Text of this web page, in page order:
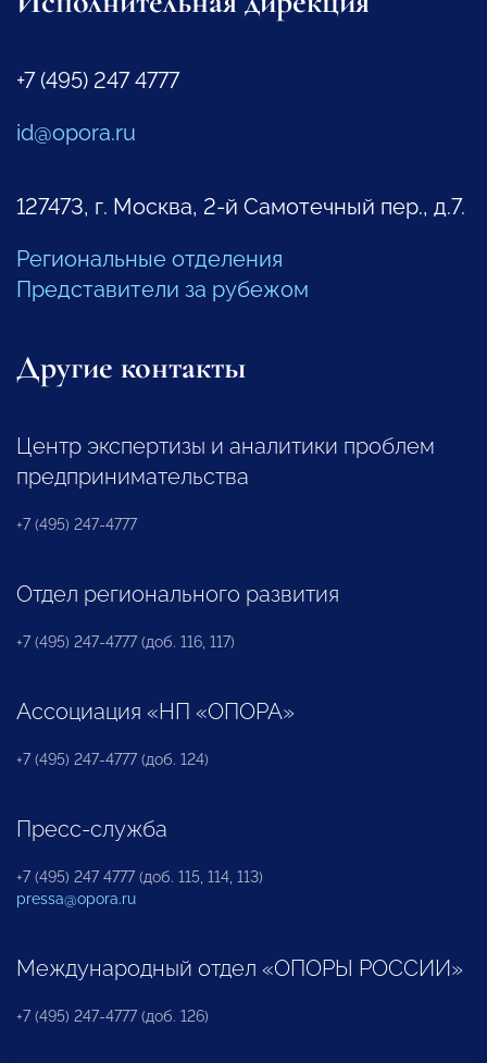
+7 (495) 247 4777
id@opora.ru
127473, г. Москва, 2-й Самотечный пер., д.7.
Региональные отделения
Представители за рубежом
Другие контакты
Центр экспертизы и аналитики проблем
предпринимательства
+7 (495) 247-4777
Отдел регионального развития
+7 (495) 247-4777 (доб. 116, 117)
Ассоциация «НП «ОПОРА»
+7 (495) 247-4777 (доб. 124)
Пресс-служба
+7 (495) 247 4777 (доб. 115, 114, 113)
pressa@opora.ru
Международный отдел «ОПОРЫ РОССИИ»
+7 (495) 247-4777 (доб. 126)